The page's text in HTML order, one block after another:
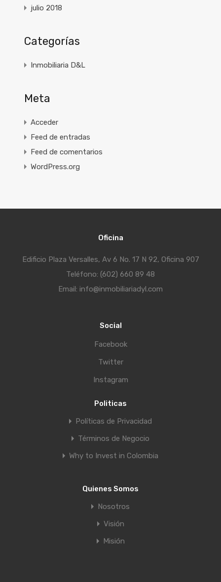
julio 2018
Categorías
Inmobiliaria D&L
Meta
Acceder
Feed de entradas
Feed de comentarios
WordPress.org
Oficina
Edificio Plaza Versalles, Av 6 No. 17 N 92, Oficina 907
Teléfono: (602) 660 89 48
Email: info@inmobiliariadyl.com
Social
Facebook
Twitter
Instagram
Politicas
Políticas de Privacidad
Términos de Negocio
Why to Invest in Colombia
Quienes Somos
Nosotros
Visión
Misión